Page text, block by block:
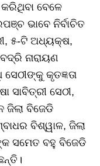
ବେଳେ
ଭାବେ ନିର୍ବାଚିତ
୫-ଟି ଅଧ୍ୟକ୍ଷ,
ନାରାୟଣ
କୃତଜ୍ଞତା
ସେଠୀ,
ଜିଲା ବିଜେଡି
ବିଶ୍ୱାଳ, ଜିଲା
ସମେତ ବହୁ ବିଜେଡି